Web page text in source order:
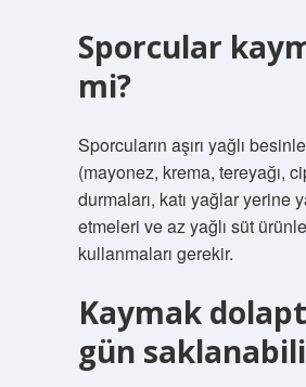
Sporcular
mi?
Sporcuların aşırı yağlı
(mayonez, krema, tereyağı,
durmaları, katı yağlar yerine
etmeleri ve az yağlı süt
kullanmaları gerekir.
Kaymak
gün